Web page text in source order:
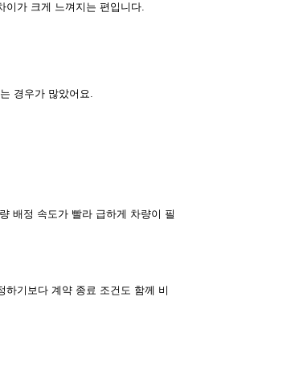
이가 크게 느껴지는 편입니다.
경우가 많았어요.
배정 속도가 빨라 급하게 차량이 필
기보다 계약 종료 조건도 함께 비